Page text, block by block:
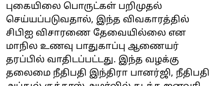
புகையிலை பொருட்கள் பறிமுதல்
செய்யப்படுவதால், இந்த விவகாரத்தில்
சிபிஐ விசாரணை தேவையில்லை என
மாநில உணவு பாதுகாப்பு ஆணையர்
தரப்பில் வாதிடப்பட்டது. இந்த வழக்கு
தலைமை நீதிபதி இந்திரா பானர்ஜி, நீதிபதி